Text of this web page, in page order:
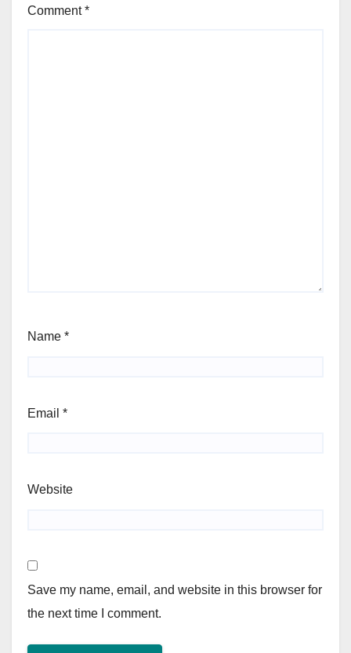
Comment*
Name *
Email *
Website
Save my name, email, and website in this browser for
the next time I comment.